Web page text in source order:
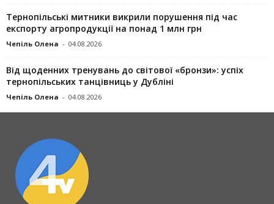
Тернопільські митники викрили порушення під час
експорту агропродукції на понад 1 млн грн
Чепіль Олена - 04.08.2026
Від щоденних тренувань до світової «бронзи»: успіх
тернопільських танцівниць у Дубліні
Чепіль Олена - 04.08.2026